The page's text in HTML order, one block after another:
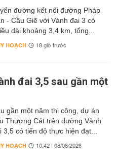
đường kết nối đường Pháp
- Cầu Giẽ với Vành đai 3 có
dài khoảng 3,4 km, tổng...
HOẠCH 18 giờ trước
đai 3,5 sau gần một
gần một năm thi công, dự án
Thượng Cát trên đường Vành
3,5 có tiến độ thực hiện đạt...
HOẠCH 10:42 | 08/08/2026